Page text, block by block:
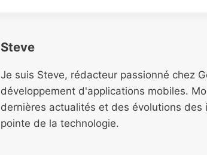
Steve
Je suis Steve, rédacteur passionné chez
développement d'applications mobiles.
dernières actualités et des évolutions
pointe de la technologie.